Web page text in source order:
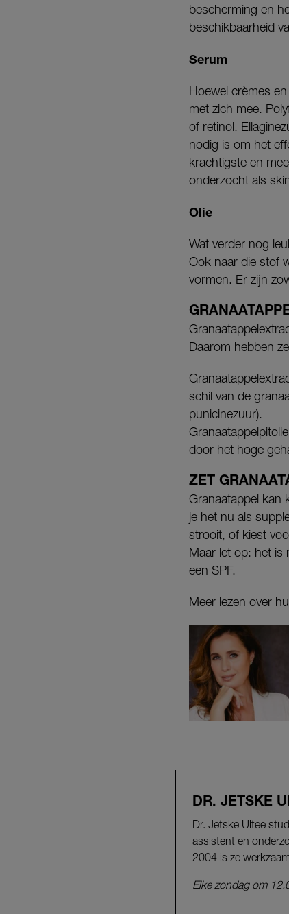
bescherming en
beschikbaarheid
Serum
Hoewel crèmes
met zich mee.
of retinol.
nodig is om het
krachtigste en
onderzocht als
Olie
Wat verder nog
Ook naar die stof
vormen. Er zijn
Daarom hebben
schil van de
punicinezuur).
door het hoge
ZET
Granaatappel kan
je het nu als
strooit, of kiest
Maar let op: het is
een SPF.
Meer lezen over
DR. JETSKE
Dr. Jetske Ultee
assistent en
2004 is ze
Elke zondag om